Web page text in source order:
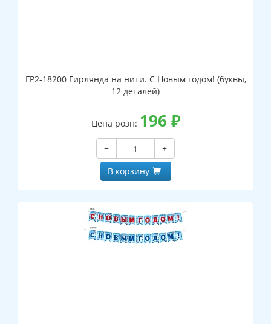
ГР2-18200 Гирлянда на нити. С Новым годом! (буквы,
12 деталей)
Цена розн: 196 ₽
−
+
В корзину